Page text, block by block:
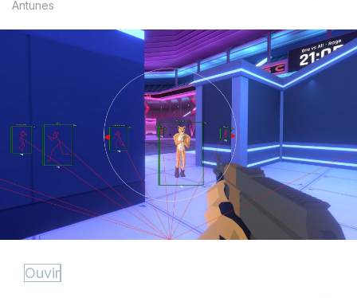
Antunes
Ouvir